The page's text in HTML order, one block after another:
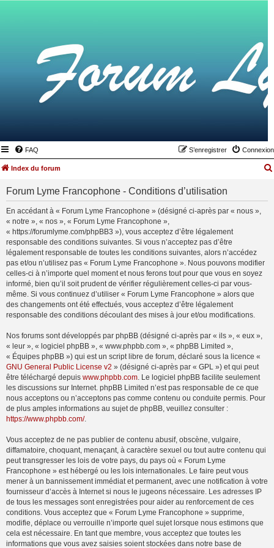
FAQ Connexion
S’enregistrer
Index du forum
Forum Lyme Francophone - Conditions d’utilisation
En accédant à « Forum Lyme Francophone » (désigné ci-après par « nous »,
« notre », « nos », « Forum Lyme Francophone »,
« https://forumlyme.com/phpBB3 »), vous acceptez d’être légalement
responsable des conditions suivantes. Si vous n’acceptez pas d’être
légalement responsable de toutes les conditions suivantes, alors n’accédez
pas et/ou n’utilisez pas « Forum Lyme Francophone ». Nous pouvons modifier
celles-ci à n’importe quel moment et nous ferons tout pour que vous en soyez
informé, bien qu’il soit prudent de vérifier régulièrement celles-ci par vous-
même. Si vous continuez d’utiliser « Forum Lyme Francophone » alors que
des changements ont été effectués, vous acceptez d’être légalement
responsable des conditions découlant des mises à jour et/ou modifications.
Nos forums sont développés par phpBB (désigné ci-après par « ils », « eux »,
« leur », « logiciel phpBB », « www.phpbb.com », « phpBB Limited »,
« Équipes phpBB ») qui est un script libre de forum, déclaré sous la licence «
GNU General Public License v2 » (désigné ci-après par « GPL ») et qui peut
être téléchargé depuis www.phpbb.com. Le logiciel phpBB facilite seulement
les discussions sur Internet. phpBB Limited n’est pas responsable de ce que
nous acceptons ou n’acceptons pas comme contenu ou conduite permis. Pour
de plus amples informations au sujet de phpBB, veuillez consulter :
https://www.phpbb.com/.
Vous acceptez de ne pas publier de contenu abusif, obscène, vulgaire,
diffamatoire, choquant, menaçant, à caractère sexuel ou tout autre contenu qui
peut transgresser les lois de votre pays, du pays où « Forum Lyme
Francophone » est hébergé ou les lois internationales. Le faire peut vous
mener à un bannissement immédiat et permanent, avec une notification à votre
fournisseur d’accès à Internet si nous le jugeons nécessaire. Les adresses IP
de tous les messages sont enregistrées pour aider au renforcement de ces
conditions. Vous acceptez que « Forum Lyme Francophone » supprime,
modifie, déplace ou verrouille n’importe quel sujet lorsque nous estimons que
cela est nécessaire. En tant que membre, vous acceptez que toutes les
informations que vous avez saisies soient stockées dans notre base de